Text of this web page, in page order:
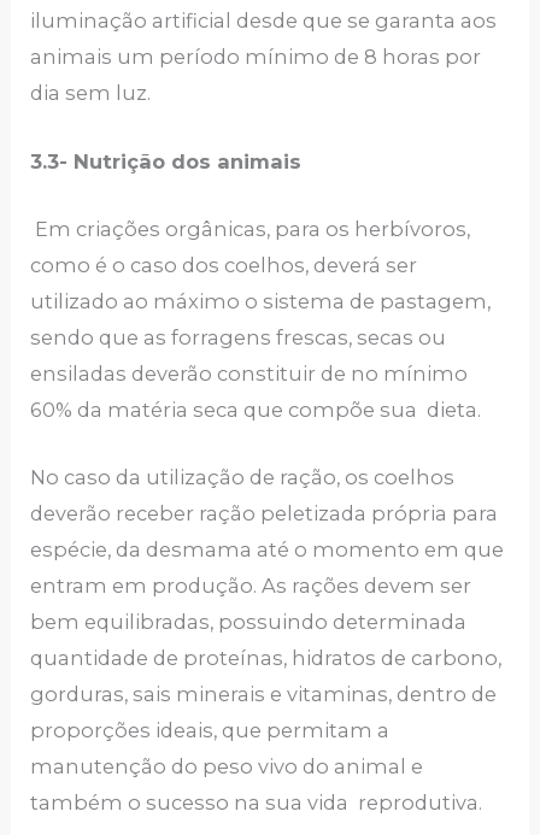
iluminação artificial desde que se garanta aos
animais um período mínimo de 8 horas por
dia sem luz.
3.3- Nutrição dos animais
Em criações orgânicas, para os herbívoros,
como é o caso dos coelhos, deverá ser
utilizado ao máximo o sistema de pastagem,
sendo que as forragens frescas, secas ou
ensiladas deverão constituir de no mínimo
60% da matéria seca que compõe sua dieta.
No caso da utilização de ração, os coelhos
deverão receber ração peletizada própria para
espécie, da desmama até o momento em que
entram em produção. As rações devem ser
bem equilibradas, possuindo determinada
quantidade de proteínas, hidratos de carbono,
gorduras, sais minerais e vitaminas, dentro de
proporções ideais, que permitam a
manutenção do peso vivo do animal e
também o sucesso na sua vida reprodutiva.